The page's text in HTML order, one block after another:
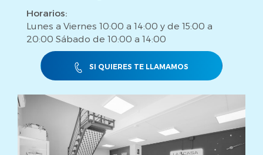
Horarios:
Lunes a Viernes 10:00 a 14:00 y de 15:00 a
20:00 Sábado de 10:00 a 14:00
SI QUIERES TE LLAMAMOS